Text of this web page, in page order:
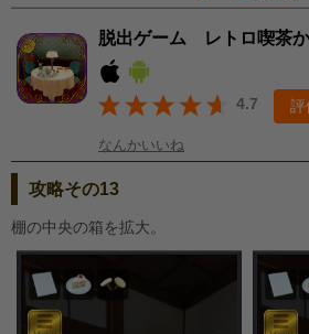
脱出ゲーム レトロ喫茶
4.7 評
なんかいいね
攻略その13
棚の中央の箱を拡大。